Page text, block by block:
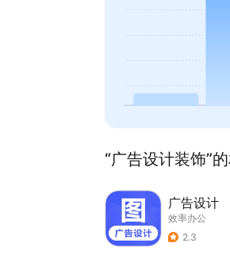
“广告设计装饰”
广告设计
效率办公
2.3